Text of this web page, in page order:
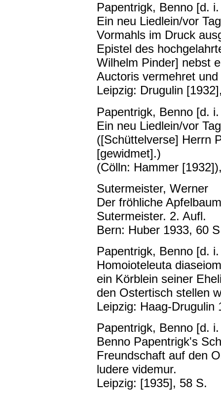
Papentrigk, Benno [d.
Ein neu Liedlein/vor
Vormahls im Druck
Epistel des
Wilhelm Pinder] nebst
Auctoris vermehret
Leipzig: Drugulin
Papentrigk, Benno [d.
Ein neu Liedlein/vor
([Schüttelverse] Herrn
[gewidmet].)
(Cölln: Hammer
Sutermeister, Werner
Der fröhliche
Sutermeister. 2. Aufl.
Bern: Huber 1933, 60
Papentrigk, Benno [d.
Homoioteleuta
ein Körblein seiner
den Ostertisch stellen
Leipzig: Haag-Drugulin
Papentrigk, Benno [d.
Benno Papentrigk's
Freundschaft auf den
ludere videmur.
Leipzig: [1935], 58 S.